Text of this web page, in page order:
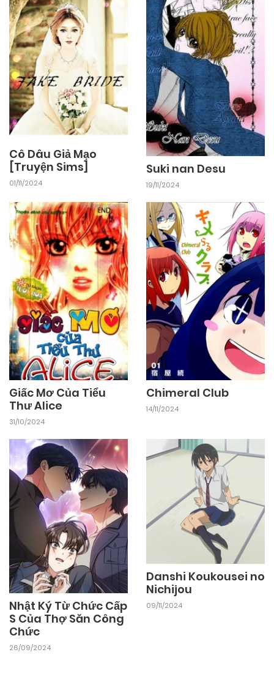
Cô Dâu Giả Mạo
[Truyện Sims]
01/11/2024
Suki nan Desu
19/11/2024
Giấc Mơ Của Tiểu
Thư Alice
31/10/2024
Chimeral Club
14/11/2024
Nhật Ký Từ Chức Cấp
S Của Thợ Săn Công
Chức
26/09/2024
Danshi Koukousei no
Nichijou
09/11/2024